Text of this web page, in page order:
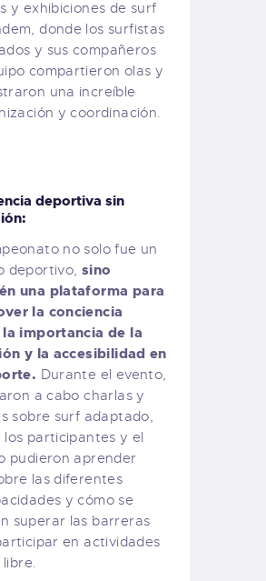
y exhibiciones de surf
donde los surfistas
y sus compañeros
compartieron olas y
una increíble
y coordinación.
deportiva sin
no solo fue un
deportivo, sino
una plataforma para
la conciencia
importancia de la
y la accesibilidad en
Durante el evento,
a cabo charlas y
sobre surf adaptado,
los participantes y el
pudieron aprender
las diferentes
y cómo se
superar las barreras
en actividades